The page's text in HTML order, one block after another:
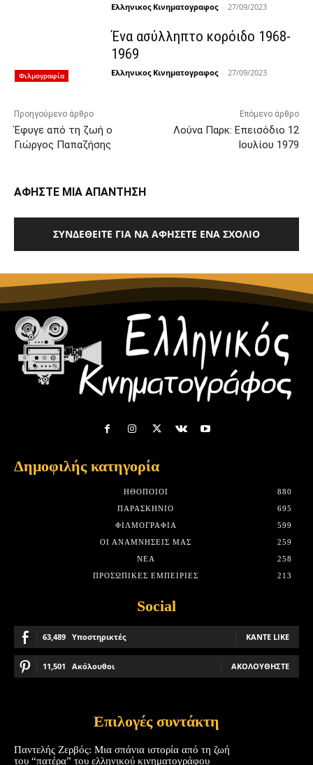
Ελληνικος Κινηματογραφος - 27/09/2023
Φιλμογραφία
Ένα ασύλληπτο κορόιδο 1968-
1969
Ελληνικος Κινηματογραφος - 27/09/2023
Προηγούμενο άρθρο
Έφυγε από τη ζωή ο
Γιώργος Παπαζήσης
Επόμενο άρθρο
Λούνα Παρκ: Επεισόδιο 12
Ιουλίου 1979
ΑΦΗΣΤΕ ΜΙΑ ΑΠΑΝΤΗΣΗ
ΣΥΝΔΕΘΕΊΤΕ ΓΙΑ ΝΑ ΑΦΉΣΕΤΕ ΈΝΑ ΣΧΌΛΙΟ
Δημοφιλής κατηγορία
HΘΟΠΟΙΟΊ
880
ΠΑΡΑΣΚΉΝΙΟ
695
ΦΙΛΜΟΓΡΑΦΊΑ
599
ΟΙ ΑΝΑΜΝΉΣΕΙΣ ΜΑΣ
259
ΝΈΑ
258
ΠΡΟΣΩΠΙΚΈΣ ΕΜΠΕΙΡΊΕΣ
213
Social
63,489 Υποστηρικτές ΚΆΝΤΕ LIKE
11,501 Ακόλουθοι ΑΚΟΛΟΥΘΉΣΤΕ
Επιλογές συντάκτη
Παντελής Ζερβός: Μια σπάνια ιστορία από τη ζωή
του “πατέρα” του ελληνικού κινηματογράφου